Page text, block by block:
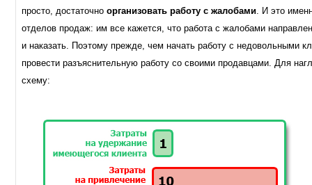
просто, достаточноорганизовать работу с жалобами. И это
отделов продаж: им все кажется, что работа с жалобами
и наказать. Поэтому прежде, чем начать работу с недовольными
провести разъяснительную работу со своими продавцами. Для
схему: